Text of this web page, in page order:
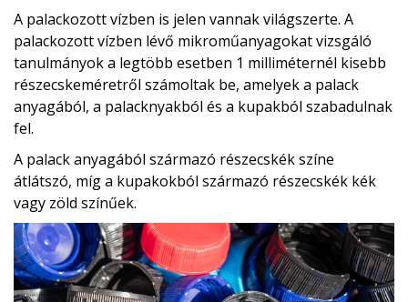
A palackozott vízben is jelen vannak világszerte. A
palackozott vízben lévő mikroműanyagokat vizsgáló
tanulmányok a legtöbb esetben 1 milliméternél kisebb
részecskeméretről számoltak be, amelyek a palack
anyagából, a palacknyakból és a kupakból szabadulnak
fel.
A palack anyagából származó részecskék színe
átlátszó, míg a kupakokból származó részecskék kék
vagy zöld színűek.